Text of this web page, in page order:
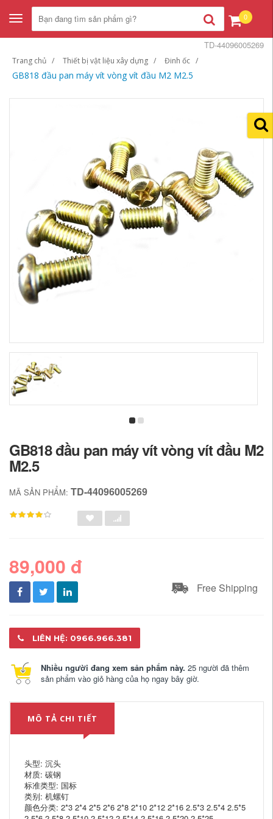
Toggle
navigation
0
Trang chủ Thiết bị vật liệu xây dựng Đinh ốc
GB818 đầu pan máy vít vòng vít đầu M2 M2.5
TD-44096005269
GB818 đầu pan máy vít vòng vít đầu M2
M2.5
MÃ SẢN PHẨM: TD-44096005269
89,000 đ
Free Shipping
LIÊN HỆ: 0966.966.381
Nhiều người đang xem sản phẩm này. 25 người đã thêm
sản phẩm vào giỏ hàng của họ ngay bây giờ.
MÔ TẢ CHI TIẾT
头型: 沉头
材质: 碳钢
标准类型: 国标
类别: 机螺钉
颜色分类: 2*3 2*4 2*5 2*6 2*8 2*10 2*12 2*16 2.5*3 2.5*4 2.5*5